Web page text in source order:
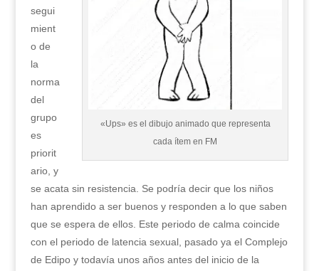
«Ups» es el dibujo animado que representa
cada ítem en FM
segui
mient
o de
la
norma
del
grupo
es
priorit
ario, y
se acata sin resistencia. Se podría decir que los niños
han aprendido a ser buenos y responden a lo que saben
que se espera de ellos. Este periodo de calma coincide
con el periodo de latencia sexual, pasado ya el Complejo
de Edipo y todavía unos años antes del inicio de la